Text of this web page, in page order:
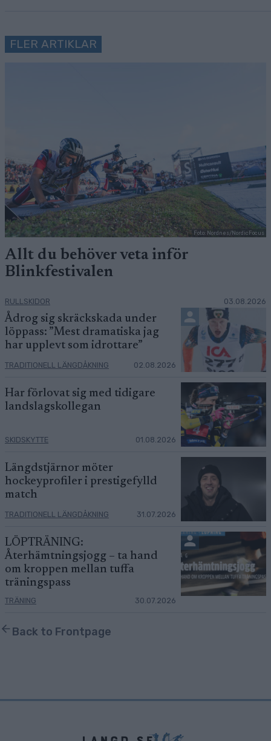
FLER ARTIKLAR
Foto: Nordnes/NordicFocus
Allt du behöver veta inför
Blinkfestivalen
RULLSKIDOR 03.08.2026
Ådrog sig skräckskada under
löppass: ”Mest dramatiska jag
har upplevt som idrottare”
TRADITIONELL LÄNGDÅKNING 02.08.2026
Har förlovat sig med tidigare
landslagskollegan
SKIDSKYTTE 01.08.2026
Längdstjärnor möter
hockeyprofiler i prestigefylld
match
TRADITIONELL LÄNGDÅKNING 31.07.2026
LÖPTRÄNING:
Återhämtningsjogg – ta hand
om kroppen mellan tuffa
träningspass
TRÄNING 30.07.2026
Back to Frontpage